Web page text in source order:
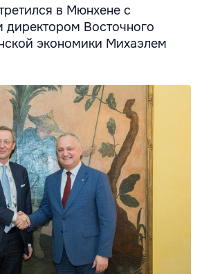
в Мюнхене с
директором Восточного
экономики Михаэлем